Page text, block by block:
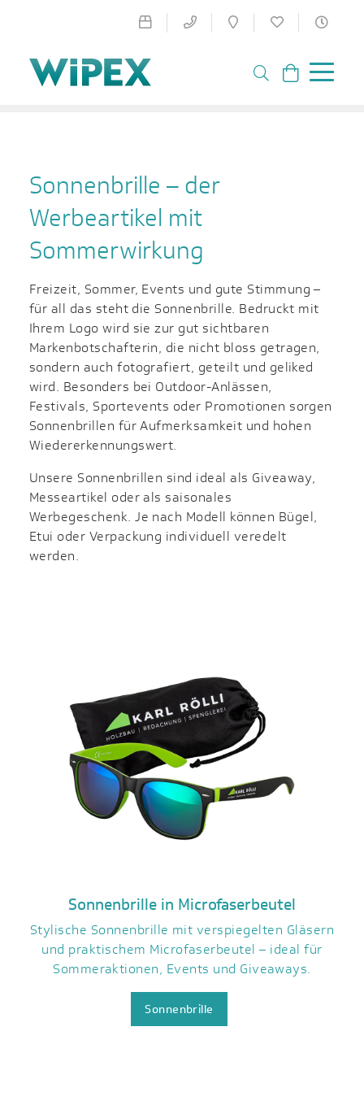
Sonnenbrille – der
Werbeartikel mit
Sommerwirkung
Freizeit, Sommer, Events und gute Stimmung –
für all das steht die Sonnenbrille. Bedruckt mit
Ihrem Logo wird sie zur gut sichtbaren
Markenbotschafterin, die nicht bloss getragen,
sondern auch fotografiert, geteilt und geliked
wird. Besonders bei Outdoor-Anlässen,
Festivals, Sportevents oder Promotionen sorgen
Sonnenbrillen für Aufmerksamkeit und hohen
Wiedererkennungswert.
Unsere Sonnenbrillen sind ideal als Giveaway,
Messeartikel oder als saisonales
Werbegeschenk. Je nach Modell können Bügel,
Etui oder Verpackung individuell veredelt
werden.
Sonnenbrille in Microfaserbeutel
Stylische Sonnenbrille mit verspiegelten Gläsern
und praktischem Microfaserbeutel – ideal für
Sommeraktionen, Events und Giveaways.
Sonnenbrille